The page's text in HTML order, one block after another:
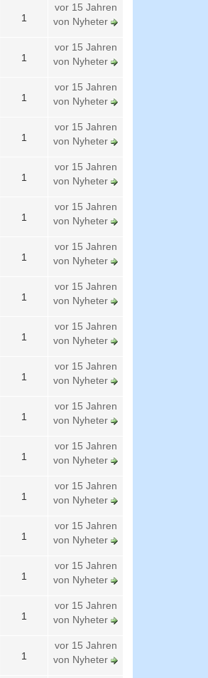
1
vor 15 Jahren
von Nyheter
1
vor 15 Jahren
von Nyheter
1
vor 15 Jahren
von Nyheter
1
vor 15 Jahren
von Nyheter
1
vor 15 Jahren
von Nyheter
1
vor 15 Jahren
von Nyheter
1
vor 15 Jahren
von Nyheter
1
vor 15 Jahren
von Nyheter
1
vor 15 Jahren
von Nyheter
1
vor 15 Jahren
von Nyheter
1
vor 15 Jahren
von Nyheter
1
vor 15 Jahren
von Nyheter
1
vor 15 Jahren
von Nyheter
1
vor 15 Jahren
von Nyheter
1
vor 15 Jahren
von Nyheter
1
vor 15 Jahren
von Nyheter
1
vor 15 Jahren
von Nyheter